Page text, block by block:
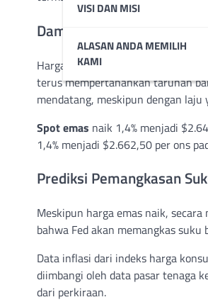
VISI DAN MISI
ALASAN ANDA MEMILIH
KAMI
Dampak Pelemahan
Harga logam secara umum
terus mempertahankan taruhan
mendatang, meskipun dengan
Spot emas naik 1,4% menjadi
1,4% menjadi $2.662,50 per ons
Prediksi Pemangkasan
Meskipun harga emas naik,
bahwa Fed akan memangkas
Data inflasi dari indeks harga
diimbangi oleh data pasar tenaga
dari perkiraan.